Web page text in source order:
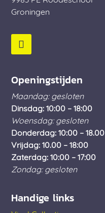
Groningen
Openingstijden
Maandag: gesloten
Dinsdag: 10:00 – 18:00
Woensdag: gesloten
Donderdag: 10:00 – 18.00
Vrijdag: 10.00 – 18:00
Zaterdag: 10:00 – 17:00
Zondag: gesloten
Handige links